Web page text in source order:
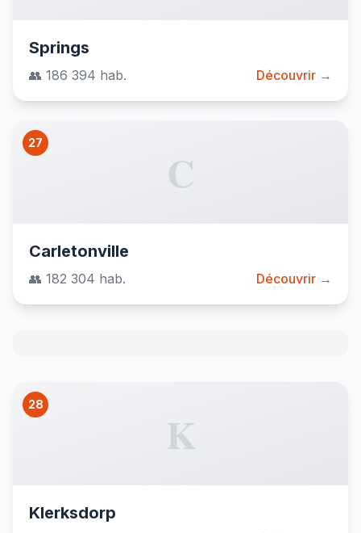
Springs
👥 186 394 hab. Découvrir →
27
C
Carletonville
👥 182 304 hab. Découvrir →
28
K
Klerksdorp